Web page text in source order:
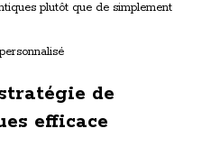
plutôt que de simplement
de
efficace